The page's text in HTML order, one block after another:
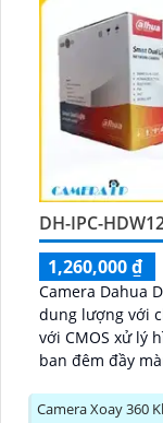
DH-IPC-
1,260,000 ₫
Camera Dahua
dung lượng với
với CMOS xử lý
ban đêm đầy
Camera Xoay 360